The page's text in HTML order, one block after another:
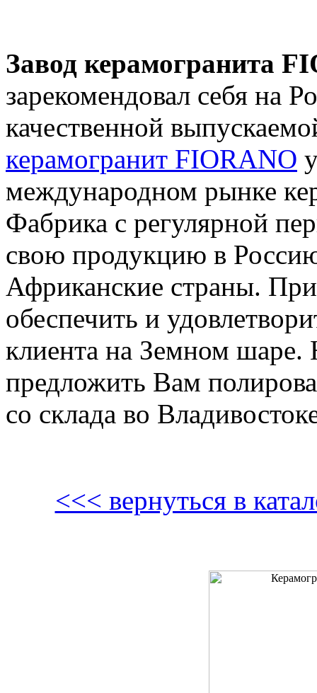
Завод керамогранита
зарекомендовал себя на
качественной
керамогранит FIORANO
международном рынке
Фабрика с регулярной
свою продукцию в
Африканские страны.
обеспечить и
клиента на Земном шаре.
предложить Вам
со склада во
<<< вернуться в